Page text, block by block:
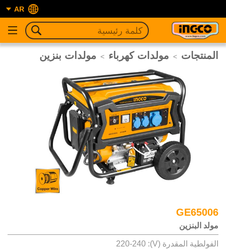
AR
المنتجات > مولدات كهرباء > مولدات بنزين
GE65006
مولد البنزين
الفولطية المقدرة (V): 220-240